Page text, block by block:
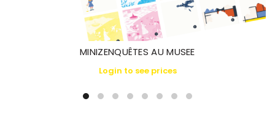
MINIZENQUÊTES AU MUSEE
Login to see prices